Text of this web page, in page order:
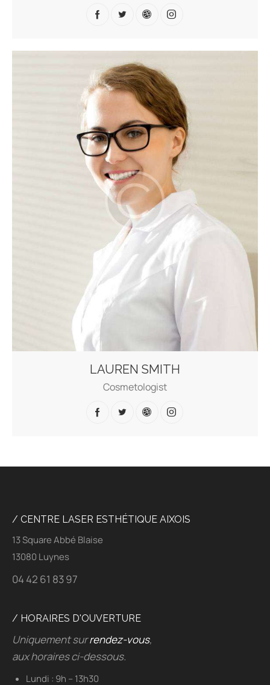
LAUREN SMITH
Cosmetologist
/ CENTRE LASER ESTHÉTIQUE AIXOIS
13 Square Abbé Blaise
13080 Luynes
04 42 61 83 97
/ HORAIRES D'OUVERTURE
Uniquement surrendez-vous,
aux horaires ci-dessous.
Lundi : 9h – 13h30